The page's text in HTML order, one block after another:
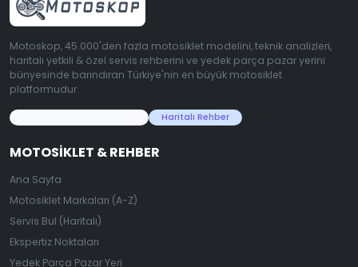
Motoskop, 45.000'den fazla motosiklet modelini, teknik analizleri,
haritalı yetkili & özel servis rehberini ve yedek parça pazar yerini
bünyesinde barındıran Türkiye'nin en büyük motosiklet
platformudur.
Haritalı Rehber
MOTOSIKLET & REHBER
Ana Sayfa
Motosiklet Markaları (A-Z)
Servis Bul (Haritalı)
Ekspertiz Noktaları
Yedek Parça Pazar Yeri